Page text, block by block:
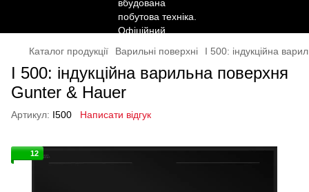
Каталог продукції Варильні поверхні I 500: індукційна
I 500: індукційна варильна поверхня
Gunter & Hauer
Артикул: I500 Написати відгук
12